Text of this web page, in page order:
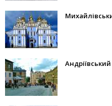
Андріївський